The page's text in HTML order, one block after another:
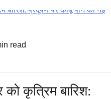
read
कृत्रिम बारिश: